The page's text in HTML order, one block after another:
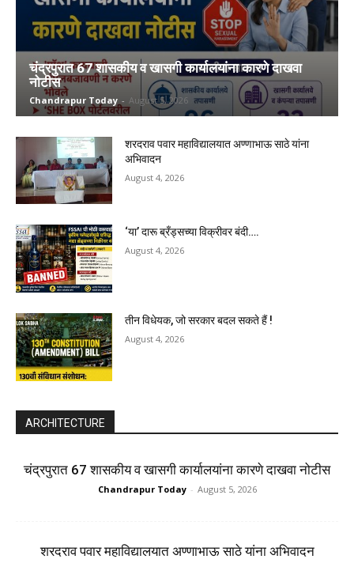
चंद्रपुरात 67 शासकीय व खासगी कार्यालयांना कारणे दाखवा
नोटीस
Chandrapur Today - August 5, 2026
शरदराव पवार महाविद्यालयात अण्णाभाऊ साठे यांना
अभिवादन
August 4, 2026
‘या’ दारू ब्रँड्सच्या विक्रीवर बंदी….
August 4, 2026
तीन विधेयक, जो सरकार बदल सकते हैं !
August 4, 2026
ARCHITECTURE
चंद्रपुरात 67 शासकीय व खासगी कार्यालयांना कारणे दाखवा नोटीस
Chandrapur Today - August 5, 2026
शरदराव पवार महाविद्यालयात अण्णाभाऊ साठे यांना अभिवादन